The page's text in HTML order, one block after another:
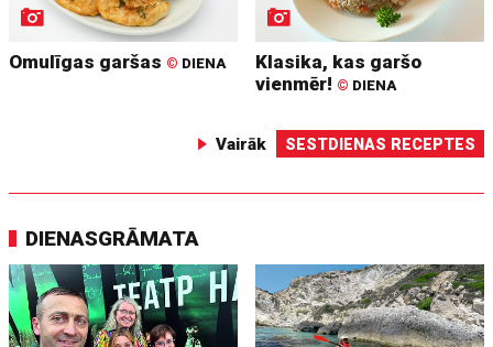
Omulīgas garšas © DIENA
Klasika, kas garšo
vienmēr! © DIENA
Vairāk SESTDIENAS RECEPTES
DIENASGRĀMATA